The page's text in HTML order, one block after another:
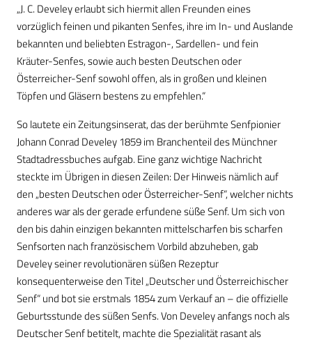
„J. C. Develey erlaubt sich hiermit allen Freunden eines
vorzüglich feinen und pikanten Senfes, ihre im In- und Auslande
bekannten und beliebten Estragon-, Sardellen- und fein
Kräuter-Senfes, sowie auch besten Deutschen oder
Österreicher-Senf sowohl offen, als in großen und kleinen
Töpfen und Gläsern bestens zu empfehlen.“
So lautete ein Zeitungsinserat, das der berühmte Senfpionier
Johann Conrad Develey 1859 im Branchenteil des Münchner
Stadtadressbuches aufgab. Eine ganz wichtige Nachricht
steckte im Übrigen in diesen Zeilen: Der Hinweis nämlich auf
den „besten Deutschen oder Österreicher-Senf“, welcher nichts
anderes war als der gerade erfundene süße Senf. Um sich von
den bis dahin einzigen bekannten mittelscharfen bis scharfen
Senfsorten nach französischem Vorbild abzuheben, gab
Develey seiner revolutionären süßen Rezeptur
konsequenterweise den Titel „Deutscher und Österreichischer
Senf“ und bot sie erstmals 1854 zum Verkauf an – die offizielle
Geburtsstunde des süßen Senfs. Von Develey anfangs noch als
Deutscher Senf betitelt, machte die Spezialität rasant als